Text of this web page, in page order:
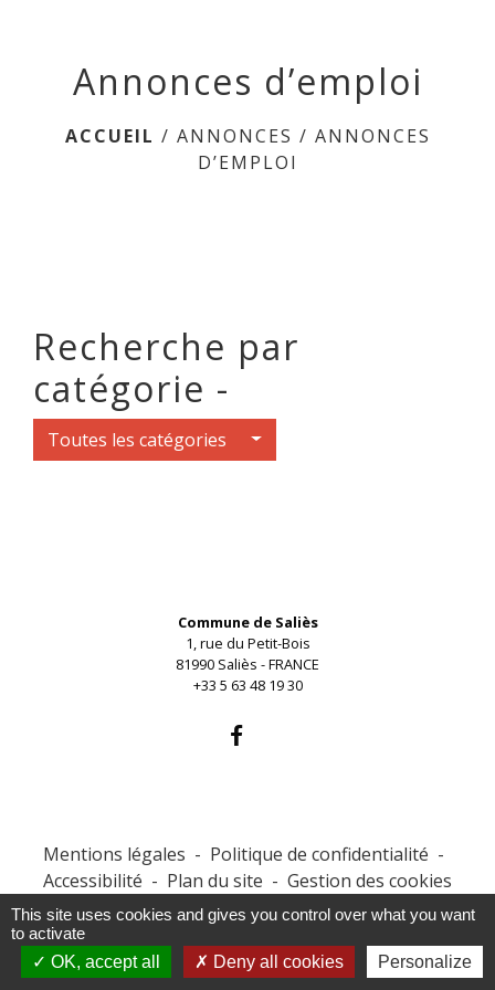
Annonces d’emploi
ACCUEIL / ANNONCES / ANNONCES
D’EMPLOI
Recherche par
catégorie -
Toutes les catégories
Commune de Saliès
1, rue du Petit-Bois
81990 Saliès - FRANCE
+33 5 63 48 19 30
Mentions légales - Politique de confidentialité -
Accessibilité - Plan du site - Gestion des cookies
Site créé en partenariat avec Réseau des Communes
This site uses cookies and gives you control over what you want
to activate
OK, accept all
Deny all cookies Personalize